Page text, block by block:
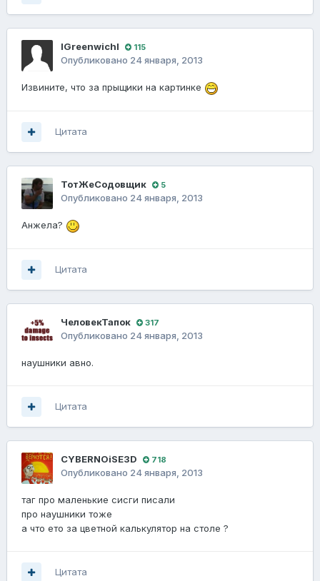
lGreenwichl 115
Опубликовано 24 января, 2013
Извините, что за прыщики на картинке
Цитата
ТотЖеСодовщик 5
Опубликовано 24 января, 2013
Анжела?
Цитата
ЧеловекТапок 317
Опубликовано 24 января, 2013
наушники авно.
Цитата
CYBERNOiSE3D 718
Опубликовано 24 января, 2013
таг про маленькие сисги писали
про наушники тоже
а что ето за цветной калькулятор на столе ?
Цитата